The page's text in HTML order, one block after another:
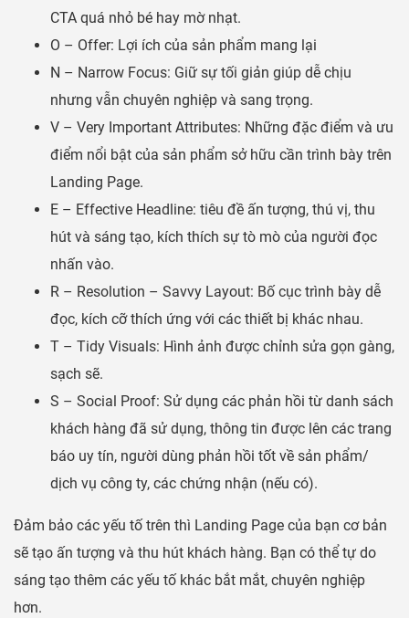
CTA quá nhỏ bé hay mờ nhạt.
O – Offer: Lợi ích của sản phẩm mang lại
N – Narrow Focus: Giữ sự tối giản giúp dễ chịu
nhưng vẫn chuyên nghiệp và sang trọng.
V – Very Important Attributes: Những đặc điểm và ưu
điểm nổi bật của sản phẩm sở hữu cần trình bày trên
Landing Page.
E – Effective Headline: tiêu đề ấn tượng, thú vị, thu
hút và sáng tạo, kích thích sự tò mò của người đọc
nhấn vào.
R – Resolution – Savvy Layout: Bố cục trình bày dễ
đọc, kích cỡ thích ứng với các thiết bị khác nhau.
T – Tidy Visuals: Hình ảnh được chỉnh sửa gọn gàng,
sạch sẽ.
S – Social Proof: Sử dụng các phản hồi từ danh sách
khách hàng đã sử dụng, thông tin được lên các trang
báo uy tín, người dùng phản hồi tốt về sản phẩm/
dịch vụ công ty, các chứng nhận (nếu có).
Đảm bảo các yếu tố trên thì Landing Page của bạn cơ bản
sẽ tạo ấn tượng và thu hút khách hàng. Bạn có thể tự do
sáng tạo thêm các yếu tố khác bắt mắt, chuyên nghiệp
hơn.